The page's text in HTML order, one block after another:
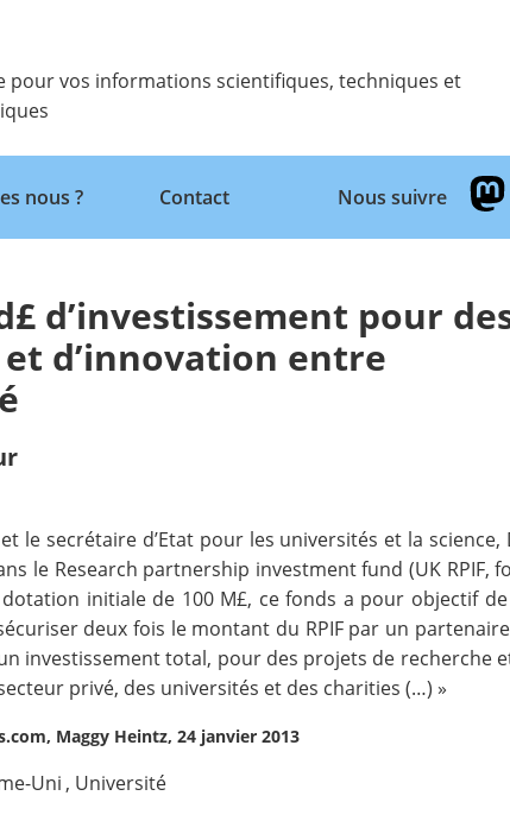
pour vos informations scientifiques, techniques et
Retour
nous ? Contact Nous suivre
d’investissement pour
d’innovation entre
le secrétaire d’Etat pour les universités et la
le Research partnership investment fund (UK RPIF,
initiale de 100 M£, ce fonds a pour objectif
deux fois le montant du RPIF par un
investissement total, pour des projets de recherche
privé, des universités et des charities (…) »
Maggy Heintz, 24 janvier 2013
Uni , Université